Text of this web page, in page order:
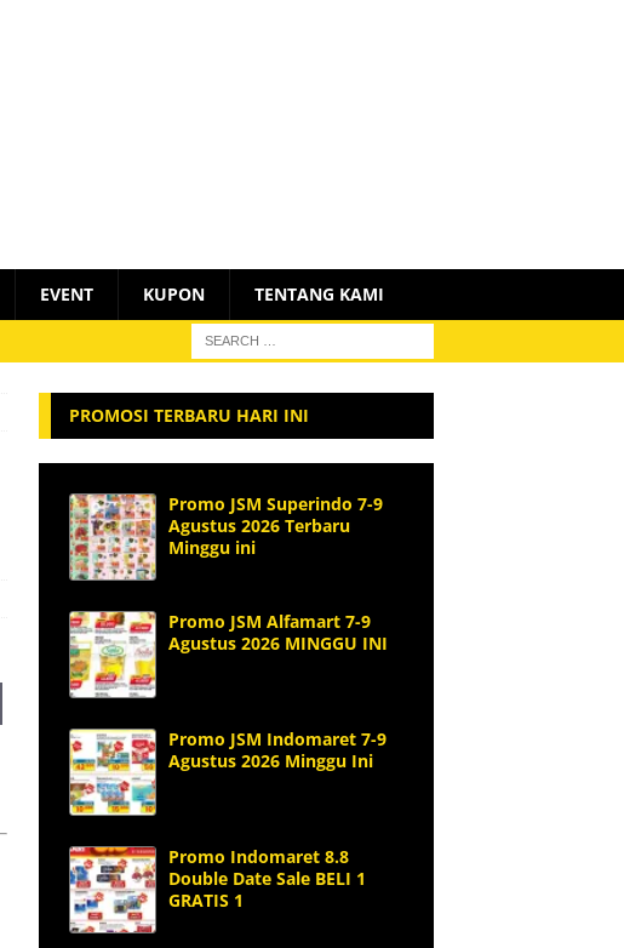
EVENT KUPON TENTANG KAMI
PROMOSI TERBARU HARI INI
Promo JSM Superindo 7-9
Agustus 2026 Terbaru
Minggu ini
Promo JSM Alfamart 7-9
Agustus 2026 MINGGU INI
Promo JSM Indomaret 7-9
Agustus 2026 Minggu Ini
Promo Indomaret 8.8
Double Date Sale BELI 1
GRATIS 1